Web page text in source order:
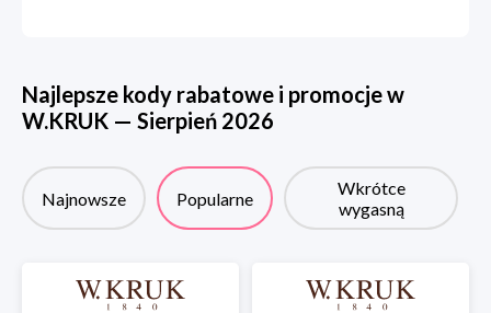
Najlepsze kody rabatowe i promocje w
W.KRUK — Sierpień 2026
Najnowsze Popularne
Wkrótce
wygasną